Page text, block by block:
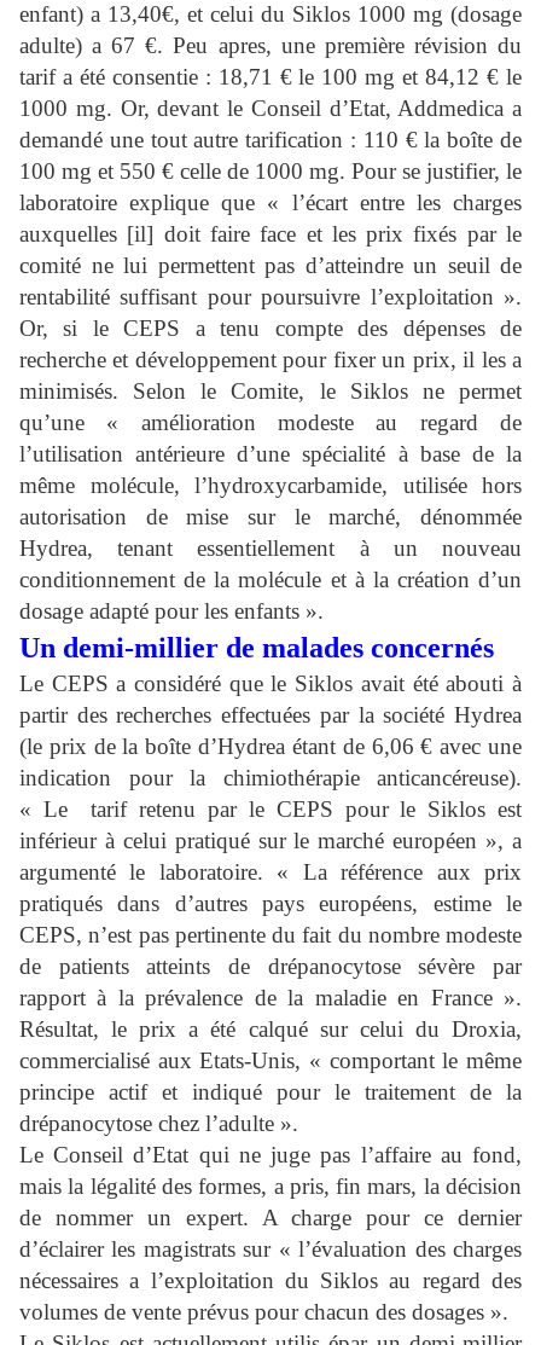
enfant) a 13,40€, et celui du Siklos 1000 mg (dosage
adulte) a 67 €. Peu apres, une première révision du
tarif a été consentie : 18,71 € le 100 mg et 84,12 € le
1000 mg. Or, devant le Conseil d’Etat, Addmedica a
demandé une tout autre tarification : 110 € la boîte de
100 mg et 550 € celle de 1000 mg. Pour se justifier, le
laboratoire explique que « l’écart entre les charges
auxquelles [il] doit faire face et les prix fixés par le
comité ne lui permettent pas d’atteindre un seuil de
rentabilité suffisant pour poursuivre l’exploitation ».
Or, si le CEPS a tenu compte des dépenses de
recherche et développement pour fixer un prix, il les a
minimisés. Selon le Comite, le Siklos ne permet
qu’une « amélioration modeste au regard de
l’utilisation antérieure d’une spécialité à base de la
même molécule, l’hydroxycarbamide, utilisée hors
autorisation de mise sur le marché, dénommée
Hydrea, tenant essentiellement à un nouveau
conditionnement de la molécule et à la création d’un
dosage adapté pour les enfants ».
Un demi-millier de malades concernés
Le CEPS a considéré que le Siklos avait été abouti à
partir des recherches effectuées par la société Hydrea
(le prix de la boîte d’Hydrea étant de 6,06 € avec une
indication pour la chimiothérapie anticancéreuse).
« Le tarif retenu par le CEPS pour le Siklos est
inférieur à celui pratiqué sur le marché européen », a
argumenté le laboratoire. « La référence aux prix
pratiqués dans d’autres pays européens, estime le
CEPS, n’est pas pertinente du fait du nombre modeste
de patients atteints de drépanocytose sévère par
rapport à la prévalence de la maladie en France ».
Résultat, le prix a été calqué sur celui du Droxia,
commercialisé aux Etats-Unis, « comportant le même
principe actif et indiqué pour le traitement de la
drépanocytose chez l’adulte ».
Le Conseil d’Etat qui ne juge pas l’affaire au fond,
mais la légalité des formes, a pris, fin mars, la décision
de nommer un expert. A charge pour ce dernier
d’éclairer les magistrats sur « l’évaluation des charges
nécessaires a l’exploitation du Siklos au regard des
volumes de vente prévus pour chacun des dosages ».